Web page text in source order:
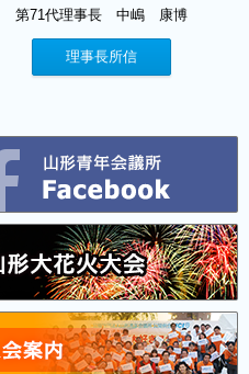
第71代理事長 中嶋 康博
理事長所信